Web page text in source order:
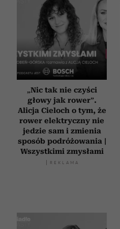
korzystania z ich usług.
„Nic tak nie czyści
głowy jak rower”.
Alicja Cieloch o tym, że
rower elektryczny nie
jedzie sam i zmienia
sposób podróżowania |
Wszystkimi zmysłami